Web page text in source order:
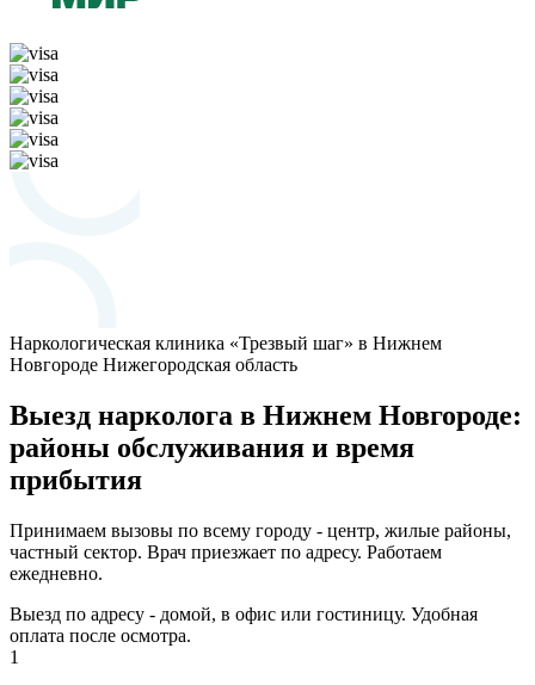
Наркологическая клиника «Трезвый шаг» в Нижнем
Новгороде Нижегородская область
Выезд нарколога в Нижнем Новгороде:
районы обслуживания и время
прибытия
Принимаем вызовы по всему городу - центр, жилые районы,
частный сектор. Врач приезжает по адресу. Работаем
ежедневно.
Выезд по адресу - домой, в офис или гостиницу. Удобная
оплата после осмотра.
1